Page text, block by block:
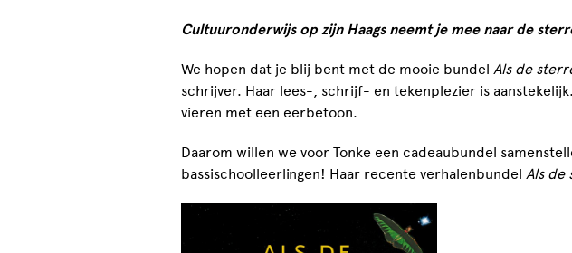
Cultuuronderwijs op zijn Haags neemt je mee naar de
We hopen dat je blij bent met de mooie bundel Als de
schrijver. Haar lees-, schrijf- en tekenplezier is
vieren met een eerbetoon.
Daarom willen we voor Tonke een cadeaubundel
bassischoolleerlingen! Haar recente verhalenbundel Als de